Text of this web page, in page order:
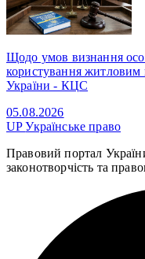
Щодо умов визнання
користування
України - КЦС
05.08.2026
UPУкраїнське право
Правовий портал
законотворчість та